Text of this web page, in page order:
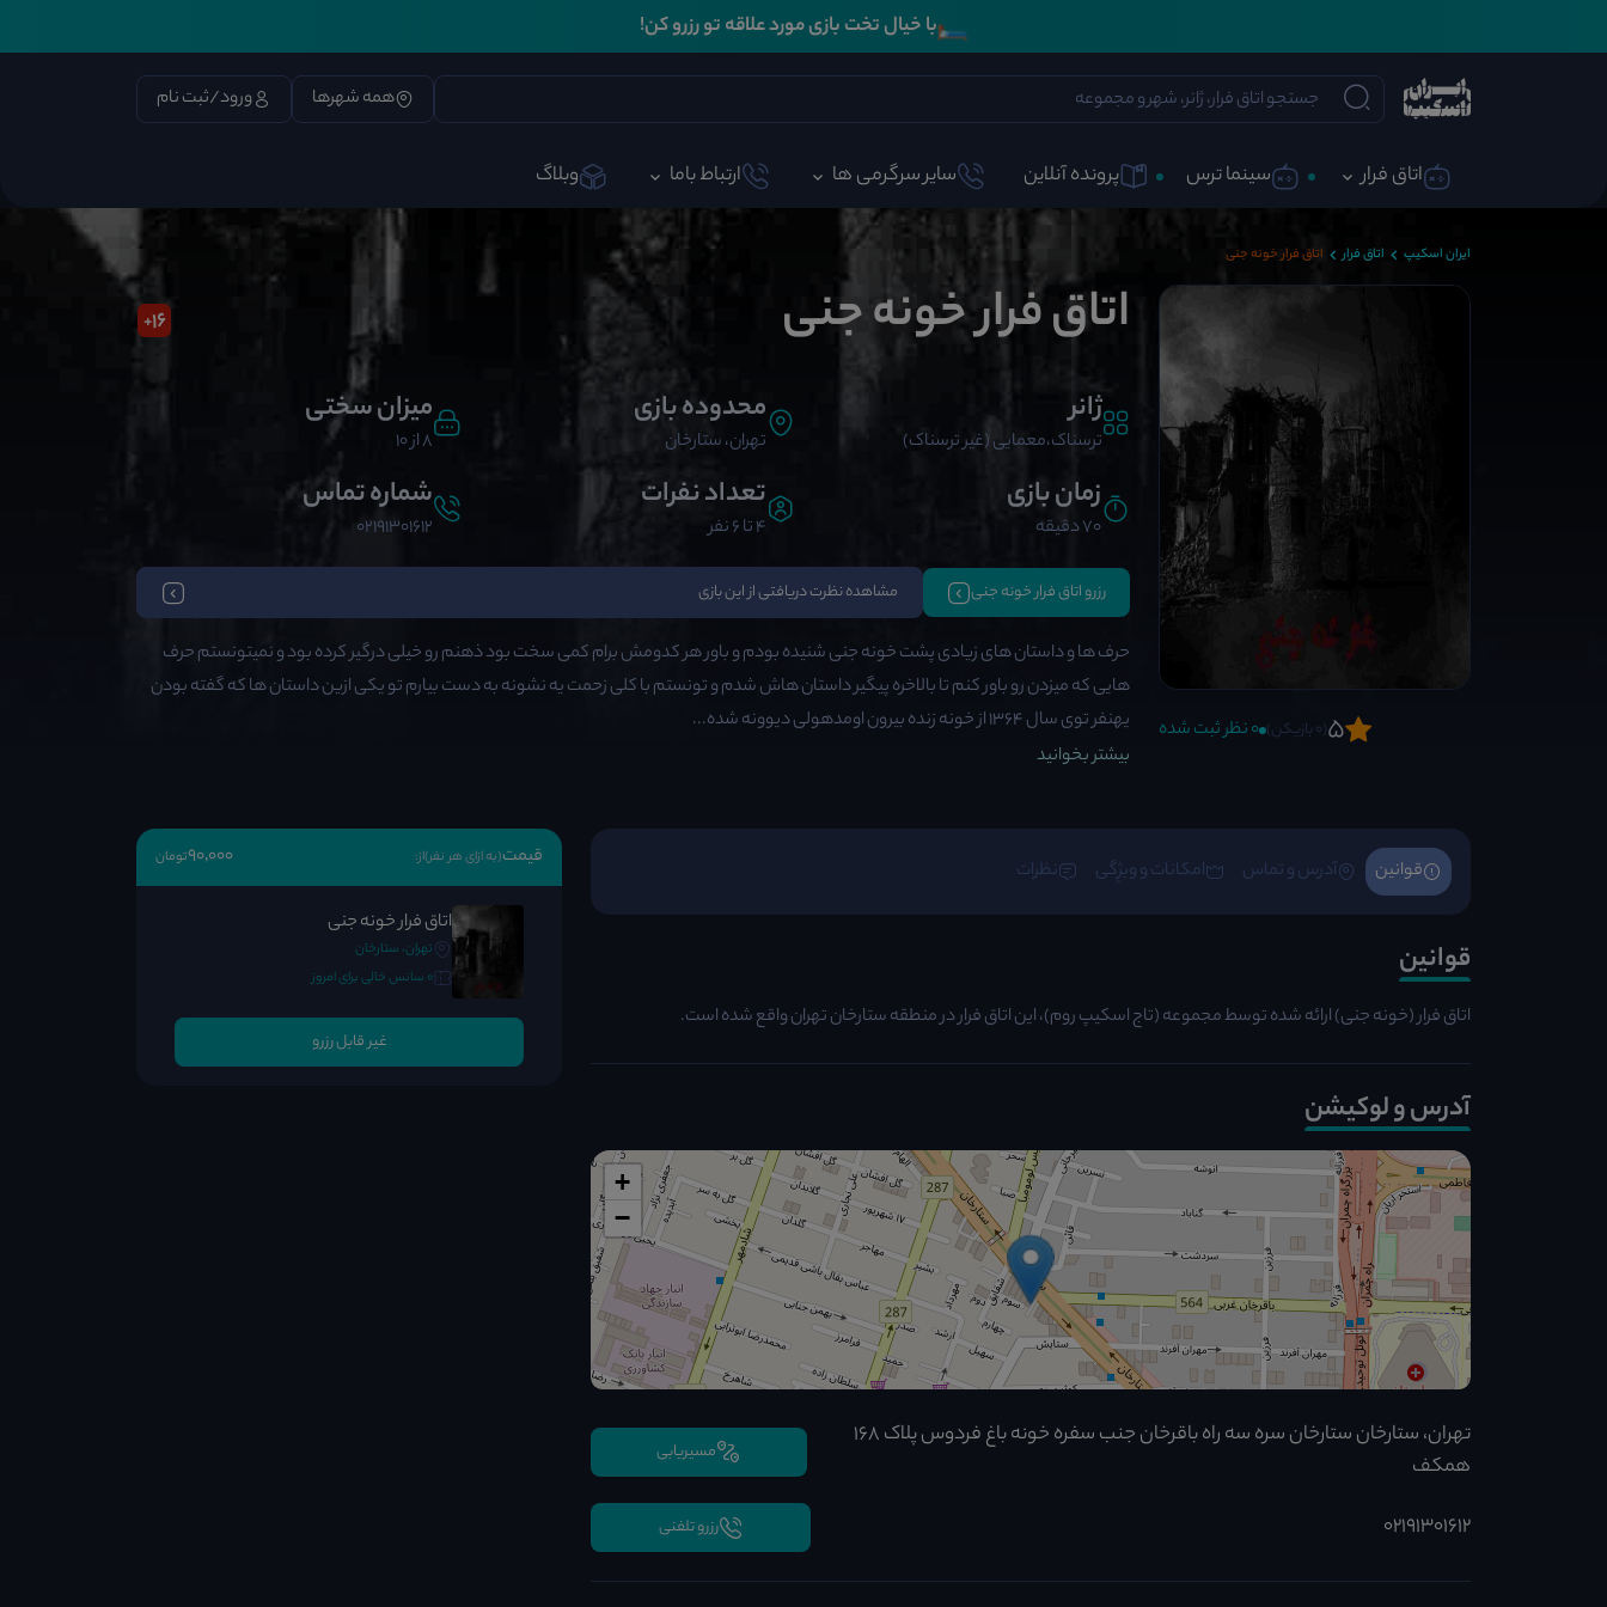
🛏️با خیال تخت بازی مورد علاقه تو رزرو کن!
همه شهرها ورود/ثبت نام
اتاق فرار سینما ترس پرونده آنلاین سایر سرگرمی ها ارتباط باما وبلاگ
ایران اسکیپ اتاق فرار اتاق فرار خونه جنی
5(0 بازیکن) 0 نظر ثبت شده
اتاق فرار خونه جنی 16
+
ژانر
ترسناک،معمایی (غیر ترسناک)
محدوده بازی
تهران، ستارخان
میزان سختی
8 از 10
زمان بازی
70 دقیقه
تعداد نفرات
4 تا 6 نفر
شماره تماس
02191301612
رزرو اتاق فرار خونه جنی مشاهده نظرت دریافتی از این بازی
حرف ها و داستان های زیادی پشت خونه جنی شنیده بودم و باور هر کدومش برام کمی سخت بود ذهنم رو خیلی درگیر کرده بود و نمیتونستم حرف
هایی که میزدن رو باور کنم تا بالاخره پیگیر داستان هاش شدم و تونستم با کلی زحمت یه نشونه به دست بیارم تو یکی ازین داستان ها که گفته بودن
یهنفر توی سال ۱۳۶۴ از خونه زنده بیرون اومدهولی دیوونه شده...
بیشتر بخوانید
قوانین آدرس و تماس امکانات و ویژِگی نظرات
قوانین
اتاق فرار (خونه جنی) ارائه شده توسط مجموعه (تاج اسکیپ روم)، این اتاق فرار در منطقه ستارخان تهران واقع شده است.
آدرس و لوکیشن
+
−
تهران، ستارخان ستارخان سره سه راه باقرخان جنب سفره خونه باغ فردوس پلاک ۱۶۸
همکف
مسیریابی
02191301612 رزرو تلفنی
قیمت(به ازای هر نفر)از: 90٬000تومان
اتاق فرار خونه جنی
تهران، ستارخان
0 سانس خالی برای امروز
غیر قابل رزرو